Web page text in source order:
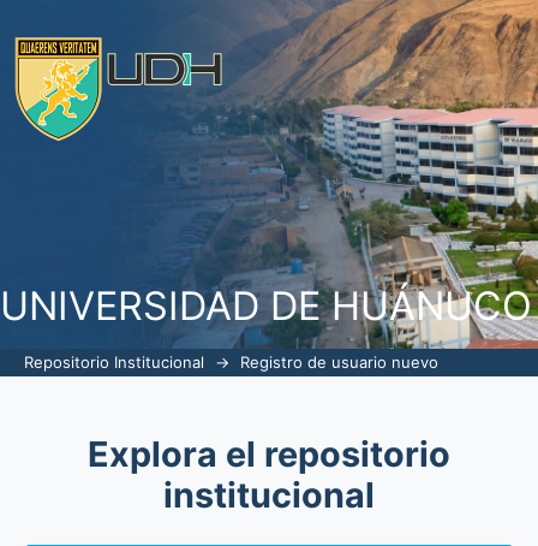
UNIVERSIDAD DE HUÁNUCO
Registro de nuevo usuario
Repositorio Institucional → Registro de usuario nuevo
Explora el repositorio
institucional